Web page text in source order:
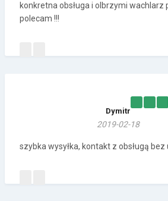
konkretna obsługa i olbrzymi wachlarz
polecam !!!
Dymitr
2019-02-18
szybka wysyłka, kontakt z obsługą bez